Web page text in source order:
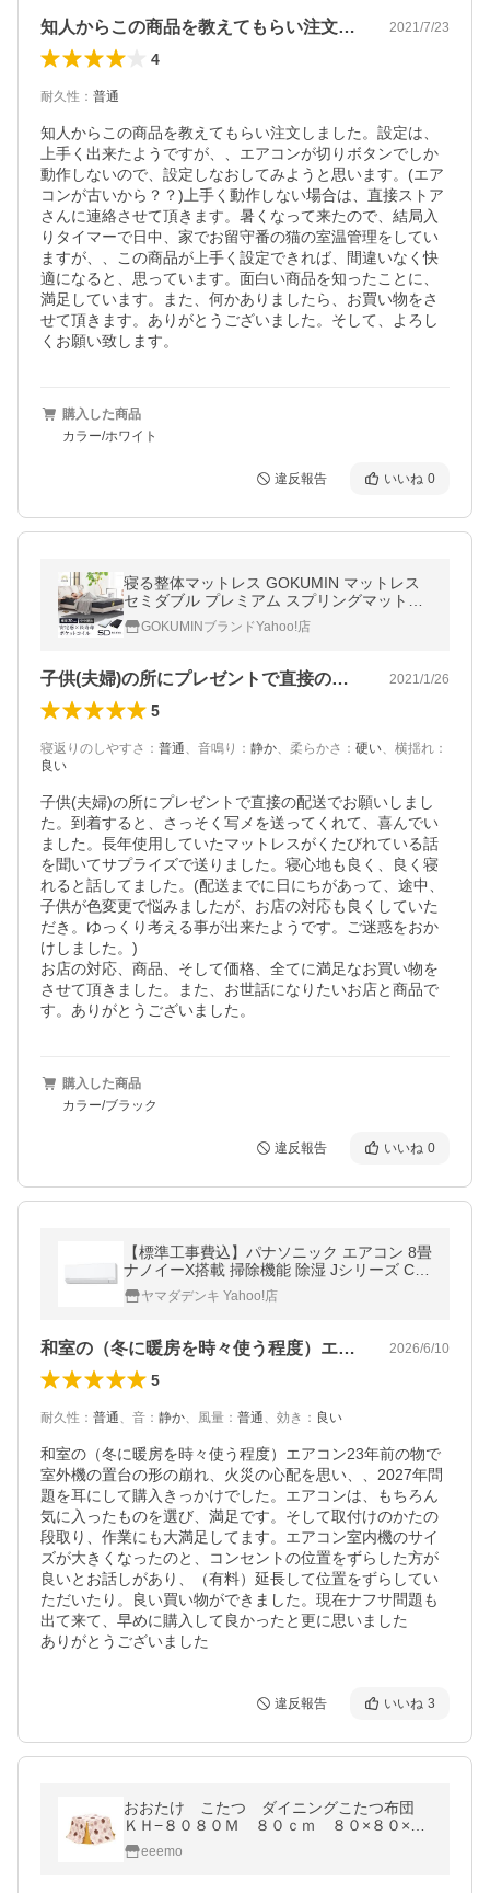
知人からこの商品を教えてもらい注文しま… 2021/7/23
4
耐久性 ： 普通
知人からこの商品を教えてもらい注文しました。設定は、
上手く出来たようですが、、エアコンが切りボタンでしか
動作しないので、設定しなおしてみようと思います。(エア
コンが古いから？？)上手く動作しない場合は、直接ストア
さんに連絡させて頂きます。暑くなって来たので、結局入
りタイマーで日中、家でお留守番の猫の室温管理をしてい
ますが、、この商品が上手く設定できれば、間違いなく快
適になると、思っています。面白い商品を知ったことに、
満足しています。また、何かありましたら、お買い物をさ
せて頂きます。ありがとうございました。そして、よろし
くお願い致します。
購入した商品
カラー/ホワイト
違反報告 いいね 0
寝る整体マットレス GOKUMIN マットレス
セミダブル プレミアム スプリングマットレ
ス ポケットコイルマットレス ポケットコイ
ル 爆買
GOKUMINブランドYahoo!店
子供(夫婦)の所にプレゼントで直接の配… 2021/1/26
5
寝返りのしやすさ ： 普通、 音鳴り ： 静か、 柔らかさ ： 硬い、 横揺れ ：
良い
子供(夫婦)の所にプレゼントで直接の配送でお願いしまし
た。到着すると、さっそく写メを送ってくれて、喜んでい
ました。長年使用していたマットレスがくたびれている話
を聞いてサプライズで送りました。寝心地も良く、良く寝
れると話してました。(配送までに日にちがあって、途中、
子供が色変更で悩みましたが、お店の対応も良くしていた
だき。ゆっくり考える事が出来たようです。ご迷惑をおか
けしました。)
お店の対応、商品、そして価格、全てに満足なお買い物を
させて頂きました。また、お世話になりたいお店と商品で
す。ありがとうございました。
購入した商品
カラー/ブラック
違反報告 いいね 0
【標準工事費込】パナソニック エアコン 8畳
ナノイーX搭載 掃除機能 除湿 Jシリーズ CS-
256DJR-W ホワイト系 2026年モデル
ヤマダデンキ Yahoo!店
和室の（冬に暖房を時々使う程度）エアコ… 2026/6/10
5
耐久性 ： 普通、 音 ： 静か、 風量 ： 普通、 効き ： 良い
和室の（冬に暖房を時々使う程度）エアコン23年前の物で
室外機の置台の形の崩れ、火災の心配を思い、、2027年問
題を耳にして購入きっかけでした。エアコンは、もちろん
気に入ったものを選び、満足です。そして取付けのかたの
段取り、作業にも大満足してます。エアコン室内機のサイ
ズが大きくなったのと、コンセントの位置をずらした方が
良いとお話しがあり、（有料）延長して位置をずらしてい
ただいたり。良い買い物ができました。現在ナフサ問題も
出て来て、早めに購入して良かったと更に思いました
ありがとうございました
違反報告 いいね 3
おおたけ こたつ ダイニングこたつ布団
ＫＨ−８０８０Ｍ ８０ｃｍ ８０×８０×７
６ｃｍeeemo